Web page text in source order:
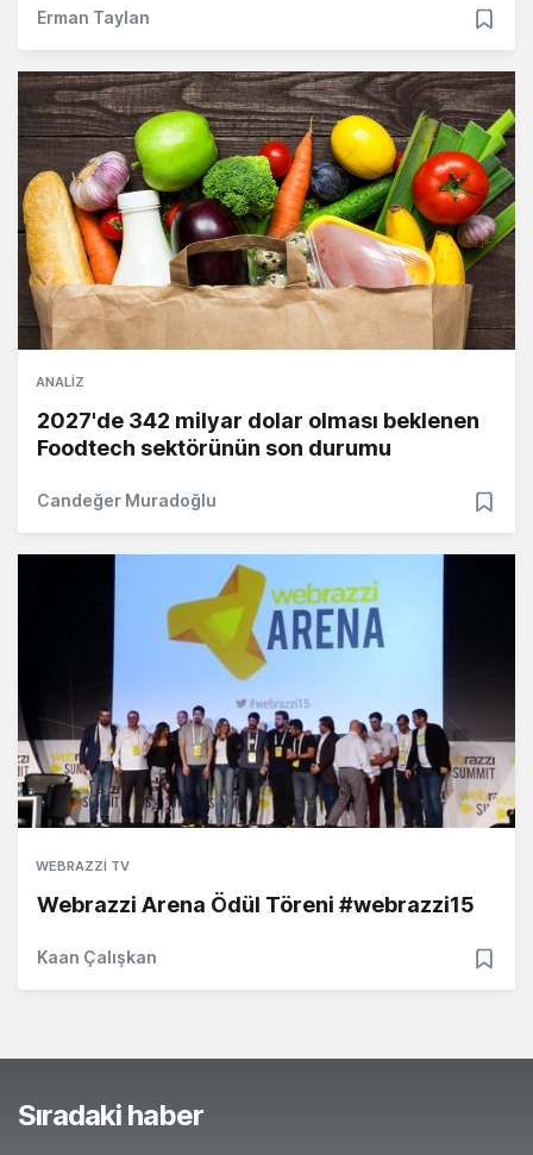
Erman Taylan
ANALIZ
2027'de 342 milyar dolar olması beklenen
Foodtech sektörünün son durumu
Candeğer Muradoğlu
WEBRAZZI TV
Webrazzi Arena Ödül Töreni #webrazzi15
Kaan Çalışkan
Sıradaki haber